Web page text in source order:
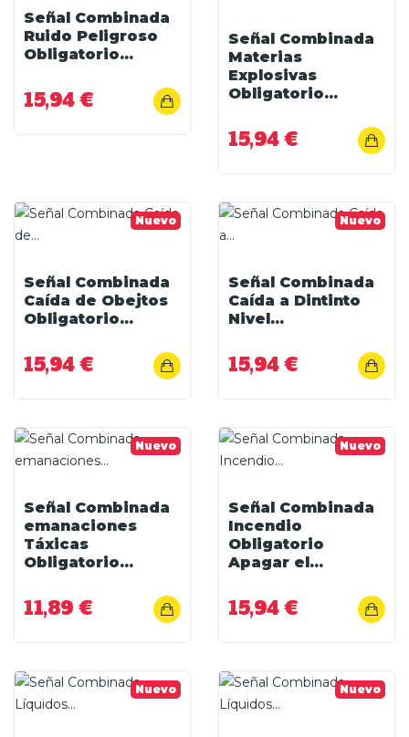
Señal Combinada
Ruido Peligroso
Obligatorio...
15,94 €
Señal Combinada
Materias
Explosivas
Obligatorio...
15,94 €
Nuevo
Señal Combinada
Caída de Obejtos
Obligatorio...
15,94 €
Nuevo
Señal Combinada
Caída a Dintinto
Nivel...
15,94 €
Nuevo
Señal Combinada
emanaciones
Táxicas
Obligatorio...
11,89 €
Nuevo
Señal Combinada
Incendio
Obligatorio
Apagar el...
15,94 €
Nuevo Nuevo